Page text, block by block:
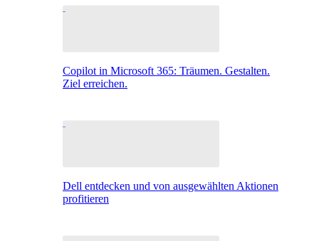
Copilot in Microsoft 365: Träumen. Gestalten.
Ziel erreichen.
Dell entdecken und von ausgewählten Aktionen
profitieren